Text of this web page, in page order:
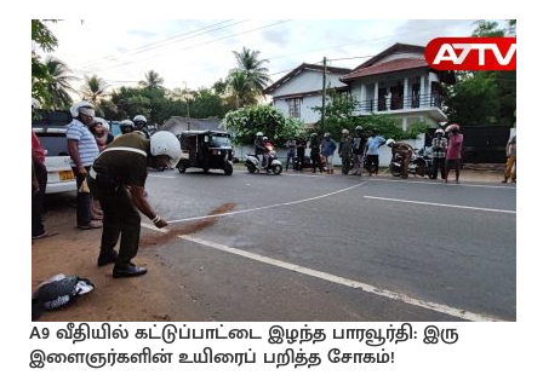
A9 வீதியில் கட்டுப்பாட்டை இழந்த பாரவூர்தி: இரு
இளைஞர்களின் உயிரைப் பறித்த சோகம்!